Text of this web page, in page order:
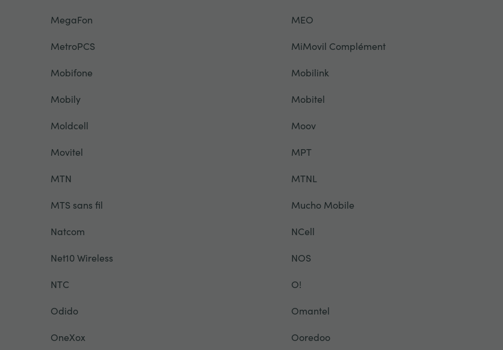
MegaFon
MEO
MetroPCS
MiMovil Complément
Mobifone
Mobilink
Mobily
Mobitel
Moldcell
Moov
Movitel
MPT
MTN
MTNL
MTS sans fil
Mucho Mobile
Natcom
NCell
Net10 Wireless
NOS
NTC
O!
Odido
Omantel
OneXox
Ooredoo